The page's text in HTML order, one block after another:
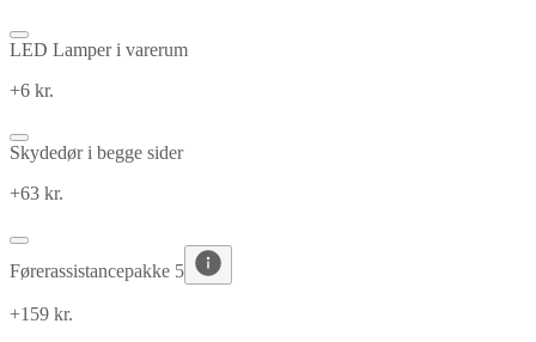
LED Lamper i varerum
+6 kr.
Skydedør i begge sider
+63 kr.
Førerassistancepakke 5
+159 kr.